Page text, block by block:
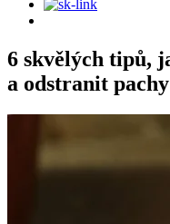
6 skvělých tipů,
a odstranit